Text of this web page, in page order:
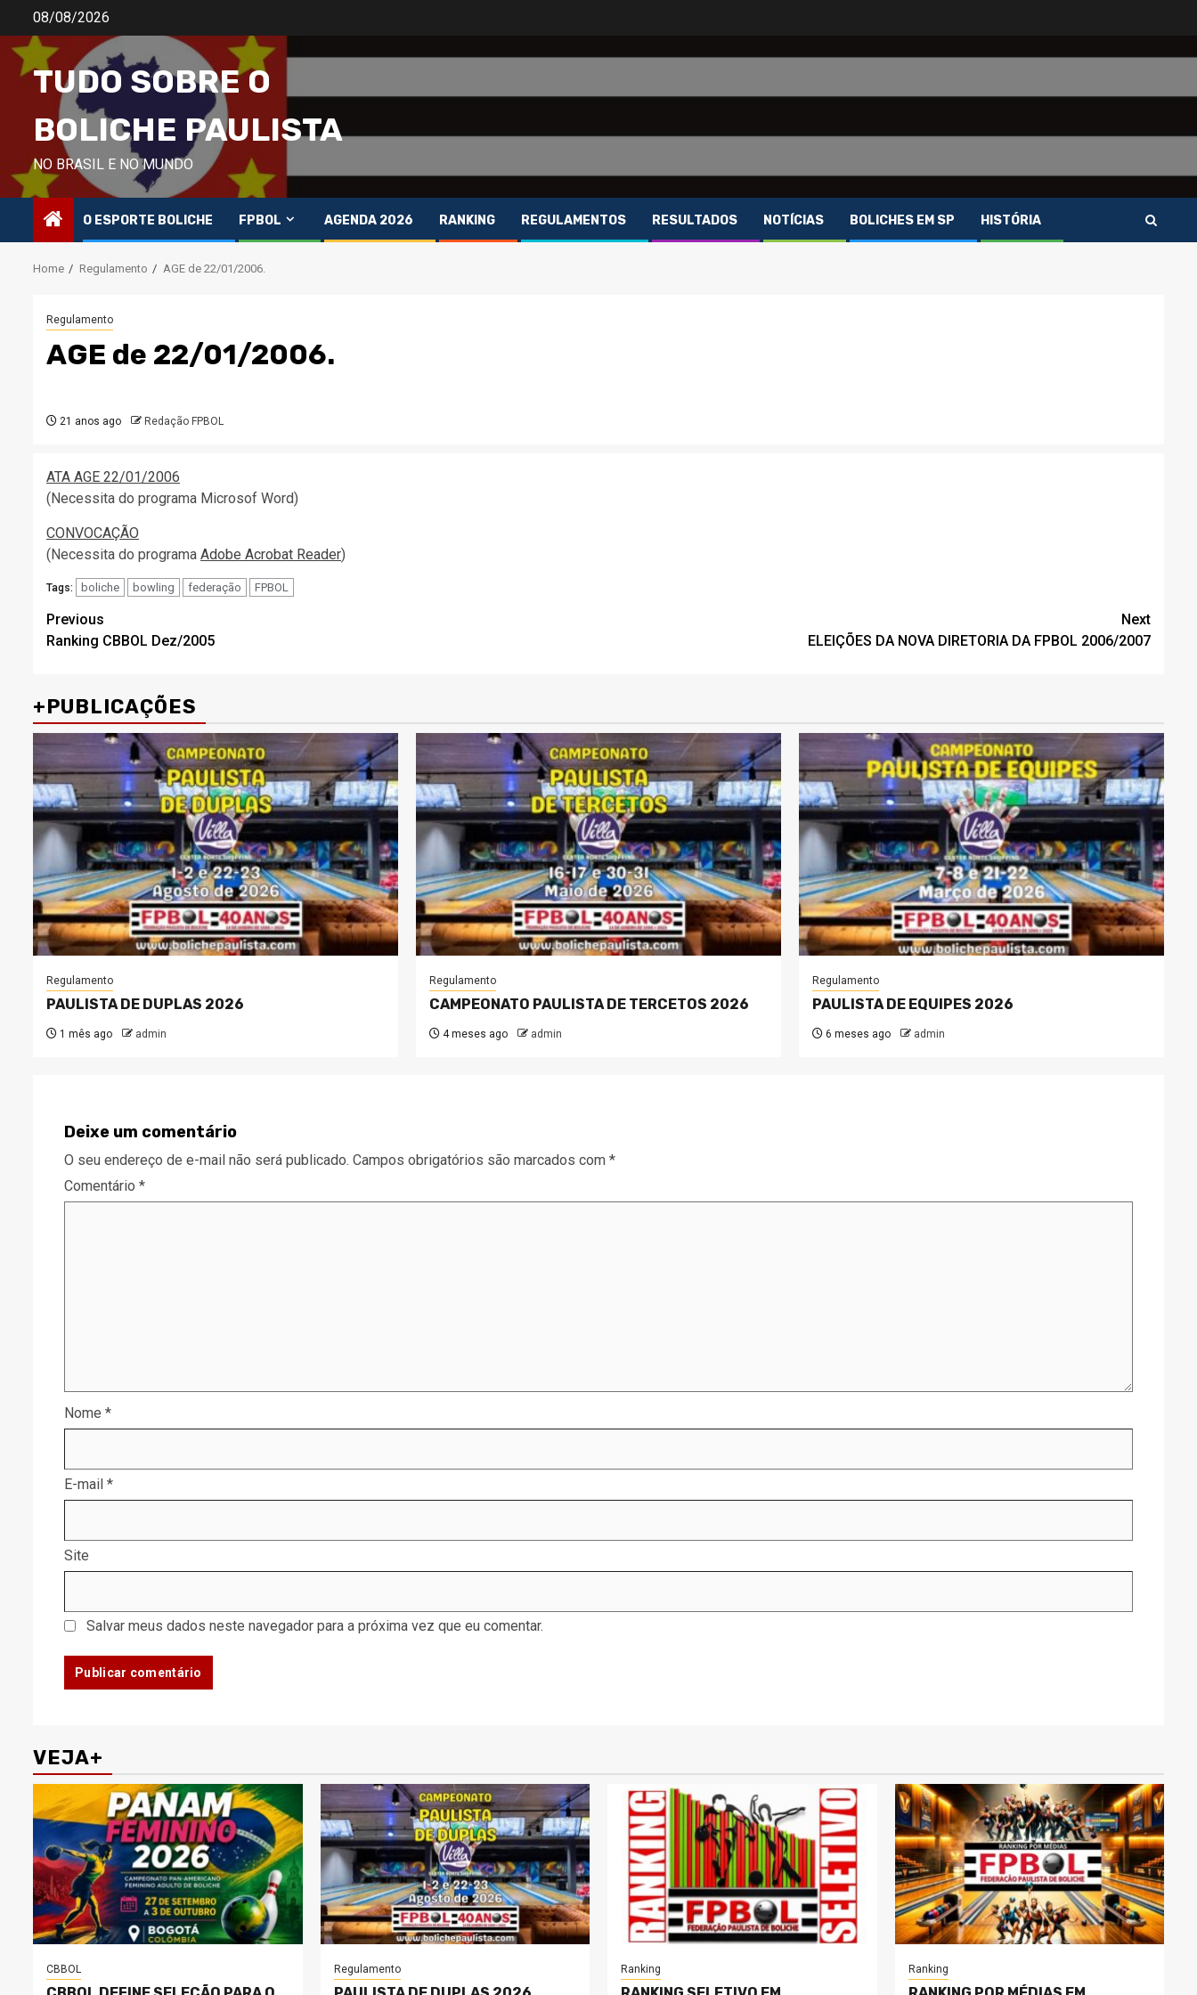
content
08/08/2026
TUDO SOBRE O
BOLICHE PAULISTA
NO BRASIL E NO MUNDO
O ESPORTE BOLICHE FPBOL AGENDA 2026 RANKING REGULAMENTOS RESULTADOS NOTÍCIAS BOLICHES EM SP HISTÓRIA
Home Regulamento AGE de 22/01/2006.
Regulamento
AGE de 22/01/2006.
21 anos ago Redação FPBOL
ATA AGE 22/01/2006
(Necessita do programa Microsof Word)
CONVOCAÇÃO
(Necessita do programa Adobe Acrobat Reader)
Tags: boliche bowling federação FPBOL
Post
navigation
Previous
Ranking CBBOL Dez/2005
Next
ELEIÇÕES DA NOVA DIRETORIA DA FPBOL 2006/2007
+PUBLICAÇÕES
Regulamento
PAULISTA DE DUPLAS 2026
1 mês ago admin
Regulamento
CAMPEONATO PAULISTA DE TERCETOS 2026
4 meses ago admin
Regulamento
PAULISTA DE EQUIPES 2026
6 meses ago admin
Deixe um comentário
O seu endereço de e-mail não será publicado. Campos obrigatórios são marcados com *
Comentário *
Nome *
E-mail *
Site
Salvar meus dados neste navegador para a próxima vez que eu comentar.
VEJA+
CBBOL Regulamento Ranking Ranking